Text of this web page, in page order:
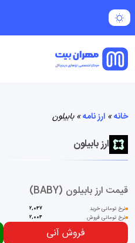
خانه» ارز نامه»بابیلون
ارز بابیلون
قیمت ارز بابیلون (BABY)
نرخ تومانی خرید 2,047
نرخ تومانی فروش 2,004
فروش آنی